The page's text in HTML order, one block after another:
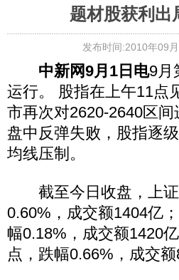
题材股获利出
发布时间:2010年09
中新网9月1日电9月
运行。 股指在上午11点
市再次对2620-2640区
盘中反弹失败，股指逐
均线压制。
截至今日收盘，上证
0.60%，成交额1404亿
幅0.18%，成交额1420
点，跌幅0.66%，成交额